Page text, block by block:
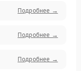
Подробнее →
Подробнее →
Подробнее →